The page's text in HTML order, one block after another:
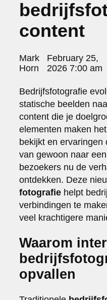
portraits 2
portraits 3
fd gazellen 2014
sanoma view 2014 –
het zuiderlicht
thomas van luyn
parool christmas
editorial
travel
commercial
fashion
contact
info@markhorn.nl
+31650600601
about
content
Posted
by:
Mark
Horn
February 25,
2026 7:00 am
Bedrijfsfotografie
statische beelden
content die je
elementen maken
bekijkt en ervaringen
van gewoon naar
bezoekers nu de
ontdekken. Deze
fotografie helpt
verbindingen te
veel krachtigere
Waarom
opvallen